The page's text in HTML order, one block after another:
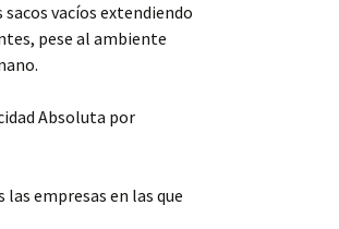
vacíos extendiendo
pese al ambiente
Absoluta por
empresas en las que